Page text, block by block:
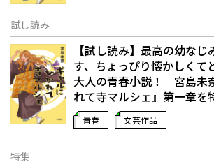
試し読み
【試し読み】最高の幼な
す、ちょっぴり懐かしくて
大人の青春小説！ 宮島未
れて寺マルシェ』第一章を
青春 文芸作品
特集